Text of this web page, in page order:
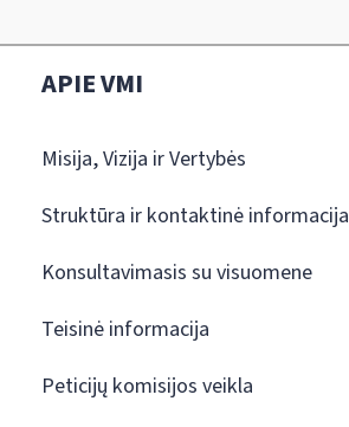
APIE VMI
Misija, Vizija ir Vertybės
Struktūra ir kontaktinė informacija
Konsultavimasis su visuomene
Teisinė informacija
Peticijų komisijos veikla